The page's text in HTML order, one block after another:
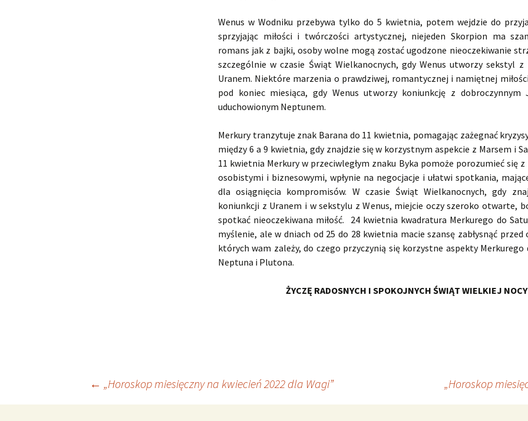
Wenus w Wodniku przebywa tylko do 5 kwietnia, potem wejdzie do
sprzyjając miłości i twórczości artystycznej, niejeden Skorpion ma
romans jak z bajki, osoby wolne mogą zostać ugodzone nieoczekiwanie
szczególnie w czasie Świąt Wielkanocnych, gdy Wenus utworzy sekstyl z
Uranem. Niektóre marzenia o prawdziwej, romantycznej i namiętnej
pod koniec miesiąca, gdy Wenus utworzy koniunkcję z dobroczynnym
uduchowionym Neptunem.
Merkury tranzytuje znak Barana do 11 kwietnia, pomagając zażegnać
między 6 a 9 kwietnia, gdy znajdzie się w korzystnym aspekcie z Marsem i
11 kwietnia Merkury w przeciwległym znaku Byka pomoże porozumieć się
osobistymi i biznesowymi, wpłynie na negocjacje i ułatwi spotkania,
dla osiągnięcia kompromisów. W czasie Świąt Wielkanocnych, gdy
koniunkcji z Uranem i w sekstylu z Wenus, miejcie oczy szeroko otwarte,
spotkać nieoczekiwana miłość. 24 kwietnia kwadratura Merkurego do
myślenie, ale w dniach od 25 do 28 kwietnia macie szansę zabłysnąć przed
których wam zależy, do czego przyczynią się korzystne aspekty Merkurego
Neptuna i Plutona.
ŻYCZĘ RADOSNYCH I SPOKOJNYCH ŚWIĄT WIELKIEJ NOCY
Nawigacja
← „Horoskop miesięczny na kwiecień 2022 dla Wagi” „Horoskop